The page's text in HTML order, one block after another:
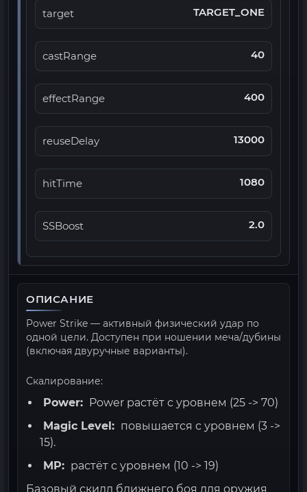
target TARGET_ONE
castRange 40
effectRange 400
reuseDelay 13000
hitTime 1080
SSBoost 2.0
ОПИСАНИЕ
Power Strike — активный физический удар по
одной цели. Доступен при ношении меча/дубины
(включая двуручные варианты).
Скалирование:
Power: Power растёт с уровнем (25 -> 70)
Magic Level: повышается с уровнем (3 ->
15).
MP: растёт с уровнем (10 -> 19)
Базовый скилл ближнего боя для оружия